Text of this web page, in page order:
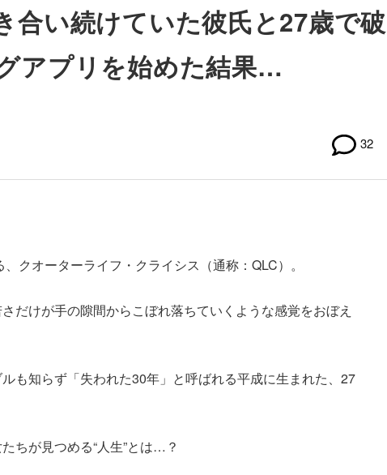
合い続けていた彼氏と27歳で破
アプリを始めた結果…
32
クオーターライフ・クライシス（通称：QLC）。
だけが手の隙間からこぼれ落ちていくような感覚をおぼえ
も知らず「失われた30年」と呼ばれる平成に生まれた、27
ちが見つめる“人生”とは…？